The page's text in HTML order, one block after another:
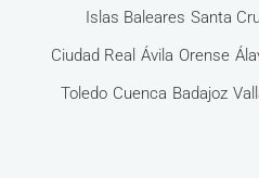
Islas Baleares Santa
Ciudad Real Ávila Orense
Toledo Cuenca Badajoz